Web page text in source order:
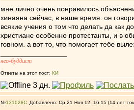
мне лично очень понравилось
хинаяна сейчас, в наше время. он
всякие учения о том что делать да как
христиане особенно протестанты, и в
говном. а вот то, что помогает тебе
нео-буддист
Ответы на этот пост: КИ
№131028 Добавлено: Ср 21 Ноя 12, 16:15 (14 лет